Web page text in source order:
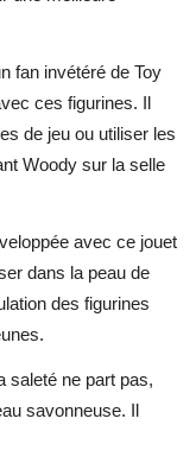
fan invétéré de Toy
ces figurines. Il
de jeu ou utiliser les
Woody sur la selle
avec ce jouet
dans la peau de
des figurines
saleté ne part pas,
savonneuse. Il